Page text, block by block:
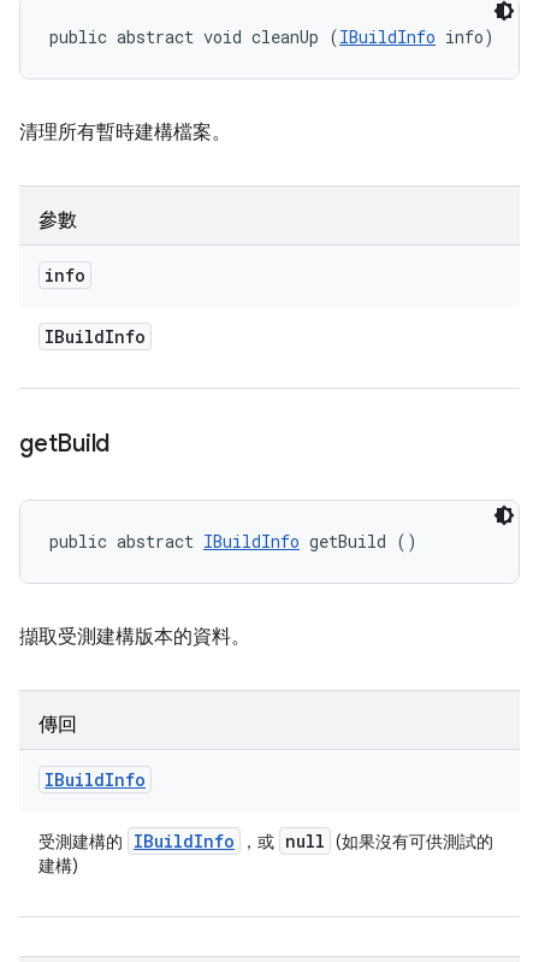
public abstract void cleanUp (IBuildInfo info)
清理所有暫時建構檔案。
參數
info
IBuildInfo
getBuild
public abstract IBuildInfo getBuild ()
擷取受測建構版本的資料。
傳回
IBuildInfo
受測建構的 IBuildInfo ，或 null (如果沒有可供測試的
建構)